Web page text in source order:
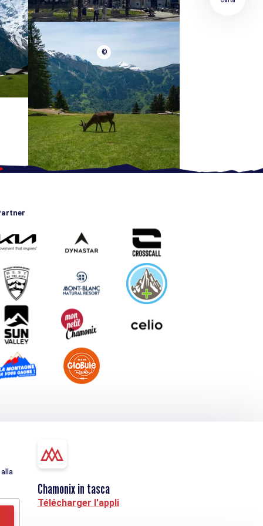
©
Chamonix in tasca
Télécharger l'appli